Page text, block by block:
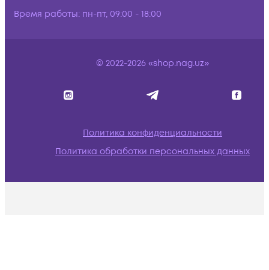
Время работы: пн-пт, 09:00 - 18:00
© 2022-2026 «shop.nag.uz»
Политика конфиденциальности
Политика обработки персональных данных